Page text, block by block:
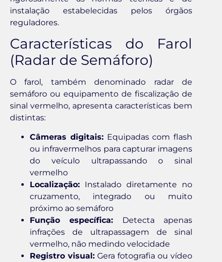
instalação estabelecidas pelos órgãos
reguladores.
Características do Farol
(Radar de Semáforo)
O farol, também denominado radar de
semáforo ou equipamento de fiscalização de
sinal vermelho, apresenta características bem
distintas:
Câmeras digitais:Equipadas com flash
ou infravermelhos para capturar imagens
do veículo ultrapassando o sinal
vermelho
Localização: Instalado diretamente no
cruzamento, integrado ou muito
próximo ao semáforo
Função específica: Detecta apenas
infrações de ultrapassagem de sinal
vermelho, não medindo velocidade
Registro visual: Gera fotografia ou vídeo